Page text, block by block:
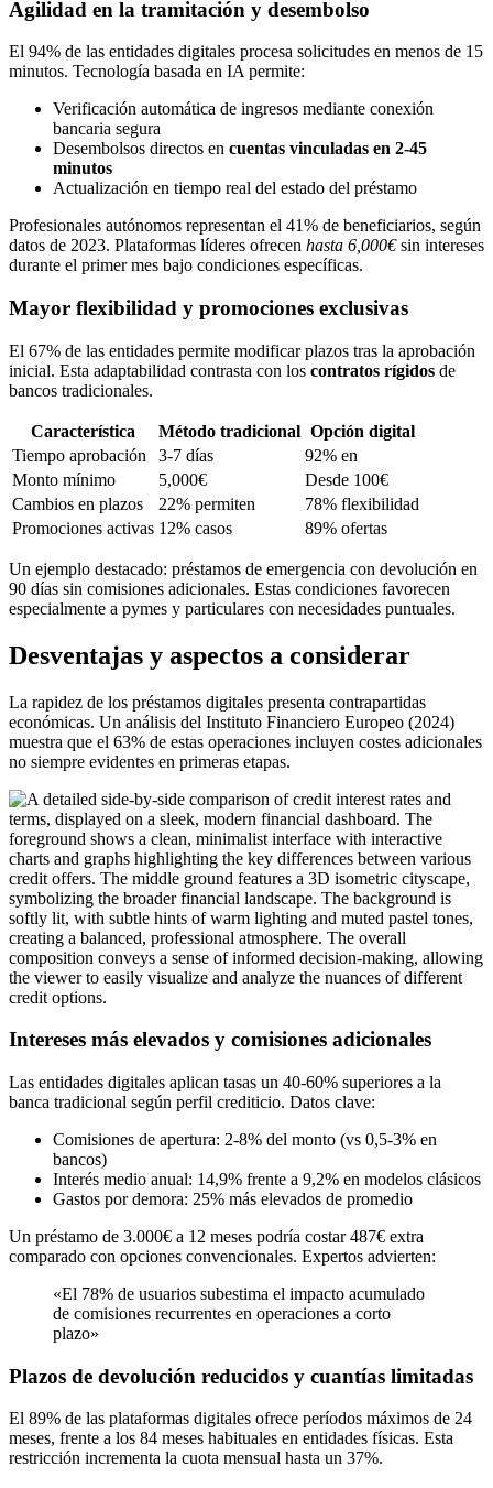
Agilidad en la tramitación y desembolso
El 94% de las entidades digitales procesa solicitudes en menos de 15
minutos. Tecnología basada en IA permite:
Verificación automática de ingresos mediante conexión
bancaria segura
Desembolsos directos en cuentas vinculadas en 2-45
minutos
Actualización en tiempo real del estado del préstamo
Profesionales autónomos representan el 41% de beneficiarios, según
datos de 2023. Plataformas líderes ofrecen hasta 6,000€sin intereses
durante el primer mes bajo condiciones específicas.
Mayor flexibilidad y promociones exclusivas
El 67% de las entidades permite modificar plazos tras la aprobación
inicial. Esta adaptabilidad contrasta con los contratos rígidos de
bancos tradicionales.
Característica Método tradicional Opción digital
Tiempo aprobación
3-7 días
92% en
Monto mínimo
5,000€
Desde 100€
Cambios en plazos
22% permiten
78% flexibilidad
Promociones activas 12% casos 89% ofertas
Un ejemplo destacado: préstamos de emergencia con devolución en
90 días sin comisiones adicionales. Estas condiciones favorecen
especialmente a pymes y particulares con necesidades puntuales.
Desventajas y aspectos a considerar
La rapidez de los préstamos digitales presenta contrapartidas
económicas. Un análisis del Instituto Financiero Europeo (2024)
muestra que el 63% de estas operaciones incluyen costes adicionales
no siempre evidentes en primeras etapas.
Intereses más elevados y comisiones adicionales
Las entidades digitales aplican tasas un 40-60% superiores a la
banca tradicional según perfil crediticio. Datos clave:
Comisiones de apertura: 2-8% del monto (vs 0,5-3% en
bancos)
Interés medio anual: 14,9% frente a 9,2% en modelos clásicos
Gastos por demora: 25% más elevados de promedio
Un préstamo de 3.000€ a 12 meses podría costar 487€ extra
comparado con opciones convencionales. Expertos advierten:
«El 78% de usuarios subestima el impacto acumulado
de comisiones recurrentes en operaciones a corto
plazo»
Plazos de devolución reducidos y cuantías limitadas
El 89% de las plataformas digitales ofrece períodos máximos de 24
meses, frente a los 84 meses habituales en entidades físicas. Esta
restricción incrementa la cuota mensual hasta un 37%.